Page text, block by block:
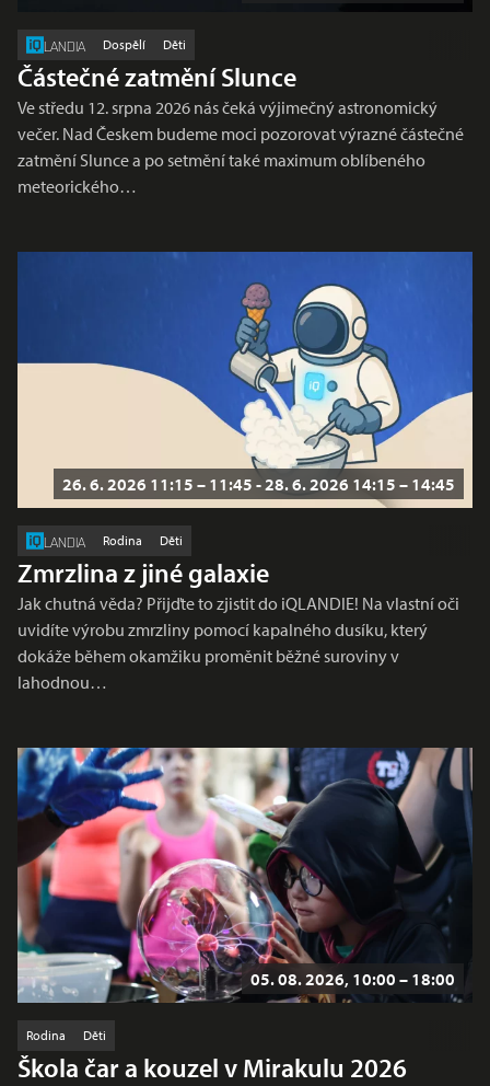
LANDIA Dospělí Děti
Částečné zatmění Slunce
Ve středu 12. srpna 2026 nás čeká výjimečný astronomický
večer. Nad Českem budeme moci pozorovat výrazné částečné
zatmění Slunce a po setmění také maximum oblíbeného
meteorického…
26. 6. 2026 11:15 – 11:45 - 28. 6. 2026 14:15 – 14:45
LANDIA Rodina Děti
Zmrzlina z jiné galaxie
Jak chutná věda? Přijďte to zjistit do iQLANDIE! Na vlastní oči
uvidíte výrobu zmrzliny pomocí kapalného dusíku, který
dokáže během okamžiku proměnit běžné suroviny v
lahodnou…
05. 08. 2026, 10:00 – 18:00
Rodina Děti
Škola čar a kouzel v Mirakulu 2026